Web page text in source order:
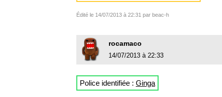
Édité le 14/07/2013 à 22:31 par beac-h
rocamaco
14/07/2013 à 22:33
Police identifiée : Ginga